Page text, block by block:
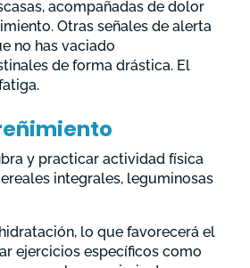
acompañadas de dolor
Otras señales de alerta
no has vaciado
de forma drástica. El
y practicar actividad física
integrales, leguminosas
lo que favorecerá el
ejercicios específicos como